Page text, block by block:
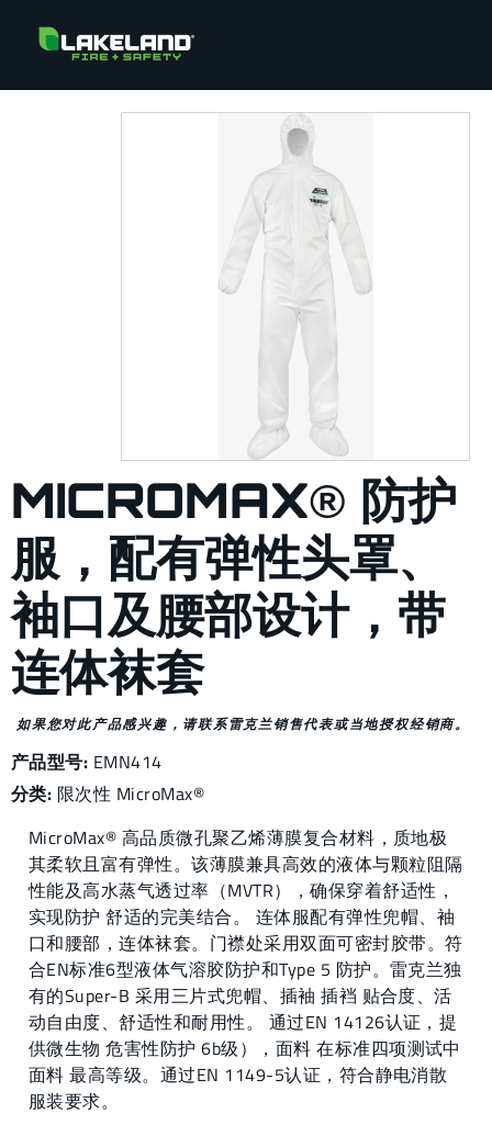
MICROMAX® 防护
服，配有弹性头罩、
袖口及腰部设计，带
连体袜套
如果您对此产品感兴趣，请联系雷克兰销售代表或当地授权经销商。
产品型号: EMN414
分类: 限次性 MicroMax®
MicroMax® 高品质微孔聚乙烯薄膜复合材料，质地极
其柔软且富有弹性。该薄膜兼具高效的液体与颗粒阻隔
性能及高水蒸气透过率（MVTR），确保穿着舒适性，
实现防护 舒适的完美结合。 连体服配有弹性兜帽、袖
口和腰部，连体袜套。门襟处采用双面可密封胶带。符
合EN标准6型液体气溶胶防护和Type 5 防护。雷克兰独
有的Super-B 采用三片式兜帽、插袖 插裆 贴合度、活
动自由度、舒适性和耐用性。 通过EN 14126认证，提
供微生物 危害性防护 6b级），面料 在标准四项测试中
面料 最高等级。通过EN 1149-5认证，符合静电消散
服装要求。